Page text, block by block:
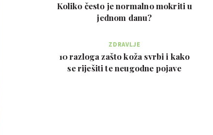
Koliko često je normalno mokriti u
jednom danu?
ZDRAVLJE
10 razloga zašto koža svrbi i kako
se riješiti te neugodne pojave